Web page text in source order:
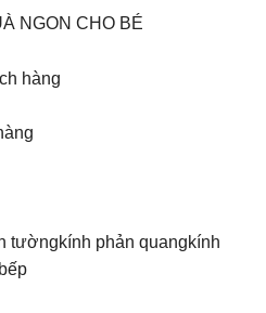
NGON CHO BÉ
hàng
tườngkính phản quangkính